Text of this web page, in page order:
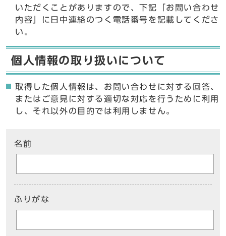
いただくことがありますので、下記「お問い合わせ
内容」に日中連絡のつく電話番号を記載してくださ
い。
個人情報の取り扱いについて
取得した個人情報は、お問い合わせに対する回答、
またはご意見に対する適切な対応を行うために利用
し、それ以外の目的では利用しません。
名前
ふりがな